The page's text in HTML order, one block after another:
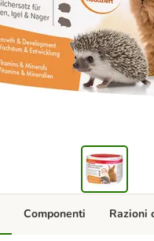
Componenti Razioni